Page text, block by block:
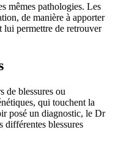
mêmes pathologies. Les
de manière à apporter
lui permettre de retrouver
de blessures ou
qui touchent la
posé un diagnostic, le Dr
différentes blessures